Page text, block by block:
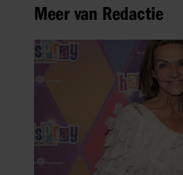
Meer van Redactie